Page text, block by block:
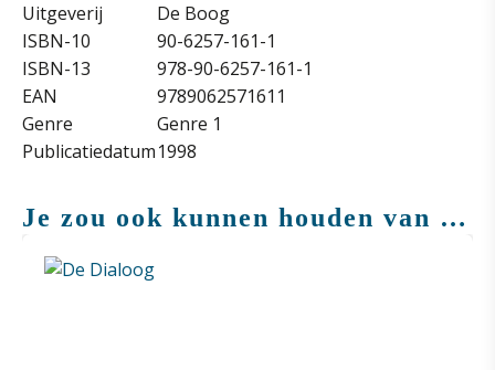
Uitgeverij
De Boog
ISBN-10
90-6257-161-1
ISBN-13
978-90-6257-161-1
EAN
9789062571611
Genre
Genre 1
Publicatiedatum1998
Je zou ook kunnen houden van …